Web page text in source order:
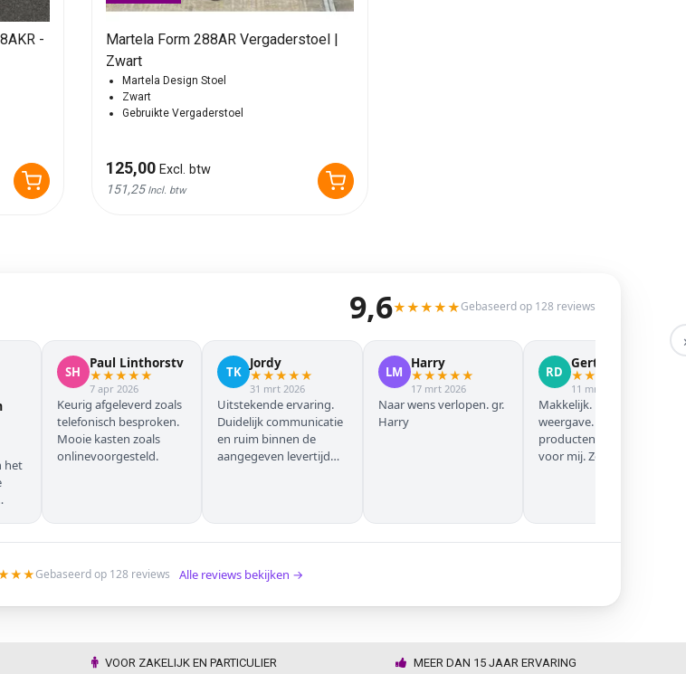
-
Martela Form 288AR Vergaderstoel |
Zwart
Martela Design Stoel
Zwart
Gebruikte Vergaderstoel
125,00 Excl. btw
151,25Incl. btw
9,6★★★★★Gebaseerd op 128 reviews
het
SH
Paul Linthorstv
★★★★★
7 apr 2026
Keurig afgeleverd zoals
telefonisch besproken.
Mooie kasten zoals
onlinevoorgesteld.
TK
Jordy
★★★★★
31 mrt 2026
Uitstekende ervaring.
Duidelijk communicatie
en ruim binnen de
aangegeven levertijd
LM
Harry
★★★★★
17 mrt 2026
Naar wens verlopen. gr.
Harry
RD
Gert Jan
★★
11 mrt 2026
Makkelijk. Mooie
weergave. Goede
producten. Eerste keer
voor mij. Zeker niet de
★★Gebaseerd op 128 reviews Alle reviews bekijken →
VOOR ZAKELIJK EN PARTICULIER MEER DAN 15 JAAR ERVARING